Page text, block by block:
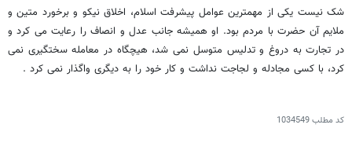
شک نیست یکی از مهمترین عوامل پیشرفت اسلام، اخلاق نیکو و برخورد متین و
ملایم آن حضرت با مردم بود. او همیشه جانب عدل و انصاف را رعایت می کرد و
در تجارت به دروغ و تدلیس متوسل نمی شد، هیچگاه در معامله سختگیرى نمی
کرد، با کسى مجادله و لجاجت نداشت و کار خود را به دیگری واگذار نمی کرد .
کد مطلب1034549